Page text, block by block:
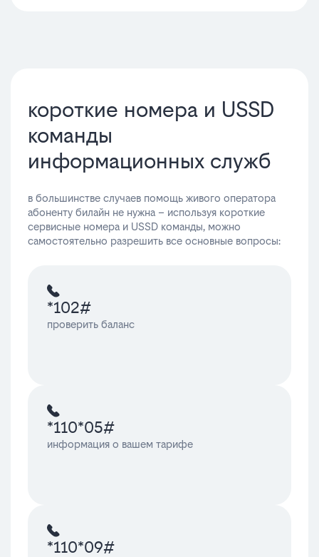
короткие номера и USSD
команды
информационных служб
в большинстве случаев помощь живого оператора
абоненту билайн не нужна – используя короткие
сервисные номера и USSD команды, можно
самостоятельно разрешить все основные вопросы:
*102#
проверить баланс
*110*05#
информация о вашем тарифе
*110*09#